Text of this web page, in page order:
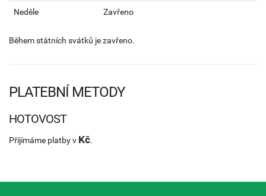
Neděle Zavřeno
Během státních svátků je zavřeno.
PLATEBNÍ METODY
HOTOVOST
Příjímáme platby v Kč.